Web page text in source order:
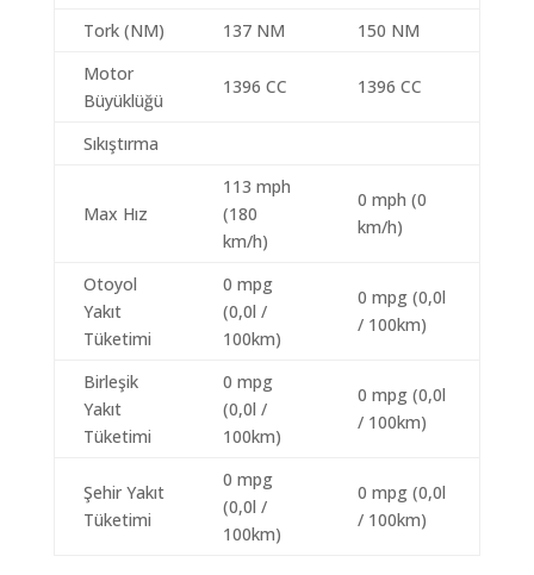
Tork (NM) 137 NM
150 NM
Motor
Büyüklüğü
1396 CC 1396 CC
Sıkıştırma
Max Hız
113 mph
(180
km/h)
0 mph (0
km/h)
Otoyol
Yakıt
Tüketimi
0 mpg
(0,0l /
100km)
0 mpg (0,0l
/ 100km)
Birleşik
Yakıt
Tüketimi
0 mpg
(0,0l /
100km)
0 mpg (0,0l
/ 100km)
Şehir Yakıt
Tüketimi
0 mpg
(0,0l /
100km)
0 mpg (0,0l
/ 100km)